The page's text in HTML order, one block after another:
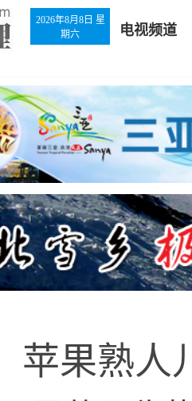
2026年8月8日 星
期六
电视频道
苹果熟人